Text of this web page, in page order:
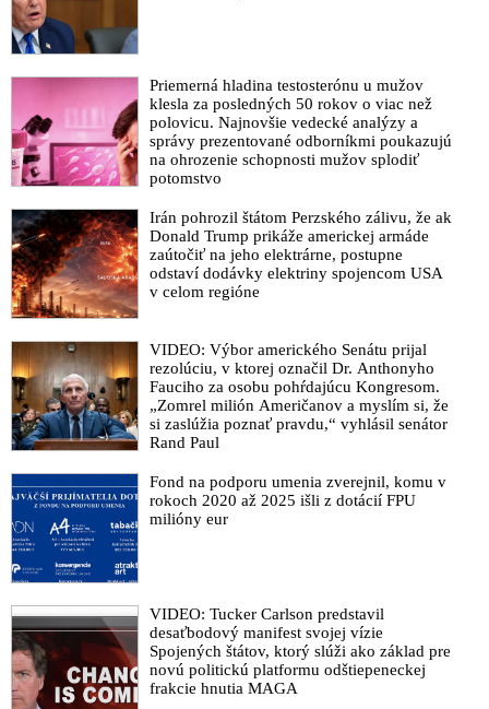
Priemerná hladina testosterónu u mužov
klesla za posledných 50 rokov o viac než
polovicu. Najnovšie vedecké analýzy a
správy prezentované odborníkmi poukazujú
na ohrozenie schopnosti mužov splodiť
potomstvo
Irán pohrozil štátom Perzského zálivu, že ak
Donald Trump prikáže americkej armáde
zaútočiť na jeho elektrárne, postupne
odstaví dodávky elektriny spojencom USA
v celom regióne
VIDEO: Výbor amerického Senátu prijal
rezolúciu, v ktorej označil Dr. Anthonyho
Fauciho za osobu pohŕdajúcu Kongresom.
„Zomrel milión Američanov a myslím si, že
si zaslúžia poznať pravdu,“ vyhlásil senátor
Rand Paul
Fond na podporu umenia zverejnil, komu v
rokoch 2020 až 2025 išli z dotácií FPU
milióny eur
VIDEO: Tucker Carlson predstavil
desaťbodový manifest svojej vízie
Spojených štátov, ktorý slúži ako základ pre
novú politickú platformu odštiepeneckej
frakcie hnutia MAGA